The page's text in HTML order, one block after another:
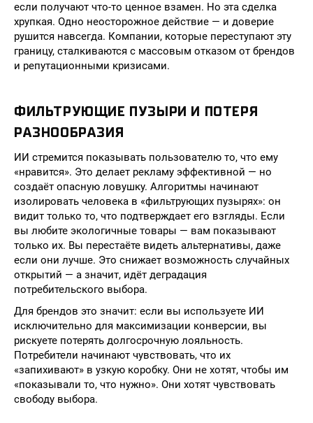
если получают что-то ценное взамен. Но эта сделка
хрупкая. Одно неосторожное действие — и доверие
рушится навсегда. Компании, которые переступают эту
границу, сталкиваются с массовым отказом от брендов
и репутационными кризисами.
ФИЛЬТРУЮЩИЕ ПУЗЫРИ И ПОТЕРЯ
РАЗНООБРАЗИЯ
ИИ стремится показывать пользователю то, что ему
«нравится». Это делает рекламу эффективной — но
создаёт опасную ловушку. Алгоритмы начинают
изолировать человека в «фильтрующих пузырях»: он
видит только то, что подтверждает его взгляды. Если
вы любите экологичные товары — вам показывают
только их. Вы перестаёте видеть альтернативы, даже
если они лучше. Это снижает возможность случайных
открытий — а значит, идёт деградация
потребительского выбора.
Для брендов это значит: если вы используете ИИ
исключительно для максимизации конверсии, вы
рискуете потерять долгосрочную лояльность.
Потребители начинают чувствовать, что их
«запихивают» в узкую коробку. Они не хотят, чтобы им
«показывали то, что нужно». Они хотят чувствовать
свободу выбора.